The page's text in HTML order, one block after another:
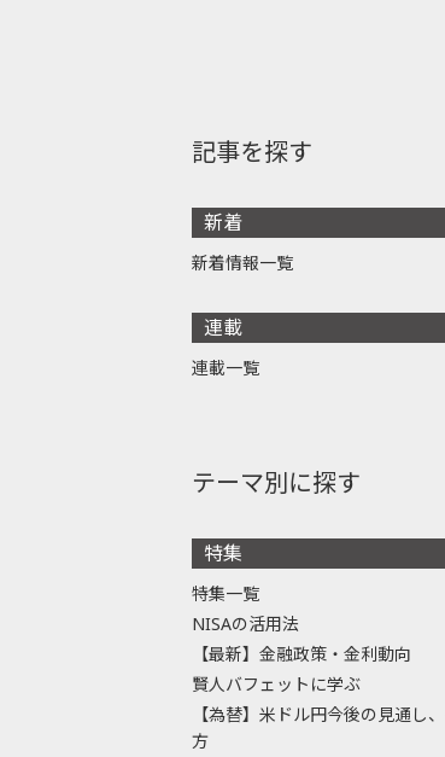
記事を探す
新着
新着情報一覧
連載
連載一覧
テーマ別に探す
特集
特集一覧
NISAの活用法
【最新】金融政策・金利動向
賢人バフェットに学ぶ
【為替】米ドル円今後の見通し
方